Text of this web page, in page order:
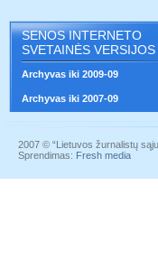
SENOS INTERNETO
SVETAINĖS VERSIJOS
Archyvas iki 2009-09
Archyvas iki 2007-09
2007 © “Lietuvos žurnalistų
Sprendimas: Fresh media